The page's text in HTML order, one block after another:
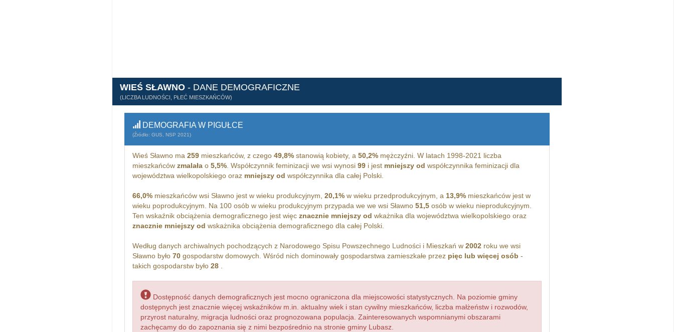
WIEŚ SŁAWNO - DANE DEMOGRAFICZNE
(LICZBA LUDNOŚCI, PŁEĆ MIESZKAŃCÓW)
DEMOGRAFIA W PIGUŁCE
(Źródło: GUS, NSP 2021)
Wieś Sławno ma 259mieszkańców, z czego 49,8%stanowią kobiety, a 50,2%mężczyźni. W latach 1998-2021 liczba
mieszkańców zmalałao 5,5%. Współczynnik feminizacji we wsi wynosi 99i jest mniejszy od współczynnika feminizacji dla
województwa wielkopolskiego oraz mniejszy od współczynnika dla całej Polski.
66,0%mieszkańców wsi Sławno jest w wieku produkcyjnym, 20,1%w wieku przedprodukcyjnym, a 13,9%mieszkańców jest w
wieku poprodukcyjnym. Na 100 osób w wieku produkcyjnym przypada we we wsi Sławno 51,5osób w wieku nieprodukcyjnym.
Ten wskaźnik obciążenia demograficznego jest więc znacznie mniejszy od wkażnika dla województwa wielkopolskiego oraz
znacznie mniejszy od wskażnika obciążenia demograficznego dla całej Polski.
Według danych archiwalnych pochodzących z Narodowego Spisu Powszechnego Ludności i Mieszkań w 2002roku we wsi
Sławno było 70gospodarstw domowych. Wśród nich dominowały gospodarstwa zamieszkałe przez pięc lub więcej osób -
takich gospodarstw było 28.
Dostępność danych demograficznych jest mocno ograniczona dla miejscowości statystycznych. Na poziomie gminy
dostępnych jest znacznie więcej wskaźników m.in. aktualny wiek i stan cywilny mieszkańców, liczba małżeństw i rozwodów,
przyrost naturalny, migracja ludności oraz prognozowana populacja. Zainteresowanych wspomnianymi obszarami
zachęcamy do do zapoznania się z nimi bezpośrednio na stronie gminy Lubasz.